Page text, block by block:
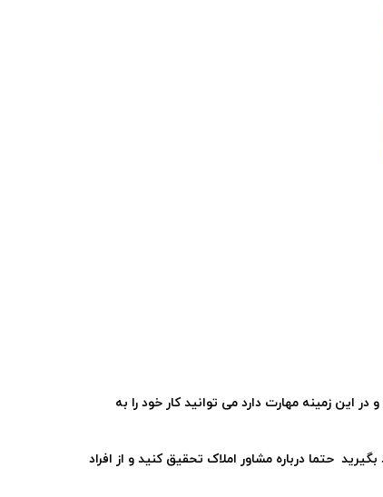
این زمینه مهارت دارد می توانید کار خود را به
حتما درباره مشاور املاک تحقیق کنید و از افراد